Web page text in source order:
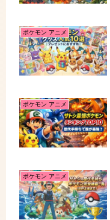
ポケモン アニメ
ポケモン アニメ
ポケモン アニメ